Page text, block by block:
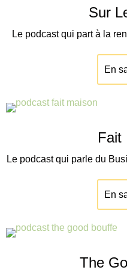
Sur
Le podcast qui part à la
En
Fait
Le podcast qui parle du
En
The